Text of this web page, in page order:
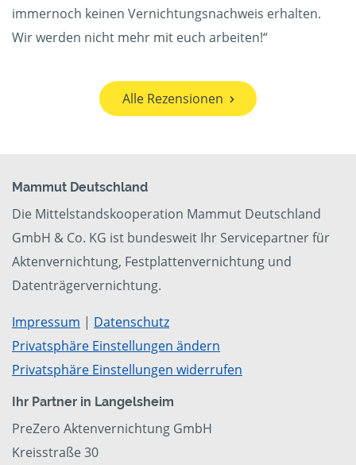
immernoch keinen Vernichtungsnachweis erhalten.
Wir werden nicht mehr mit euch arbeiten!“
Alle Rezensionen
Mammut Deutschland
Die Mittelstandskooperation Mammut Deutschland
GmbH & Co. KG ist bundesweit Ihr Servicepartner für
Aktenvernichtung, Festplattenvernichtung und
Datenträgervernichtung.
Impressum | Datenschutz
Privatsphäre Einstellungen ändern
Privatsphäre Einstellungen widerrufen
Ihr Partner in Langelsheim
PreZero Aktenvernichtung GmbH
Kreisstraße 30